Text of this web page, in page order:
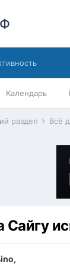
Календарь
раздел Всё
,